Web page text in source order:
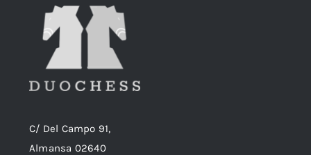
C/ Del Campo 91,
Almansa 02640